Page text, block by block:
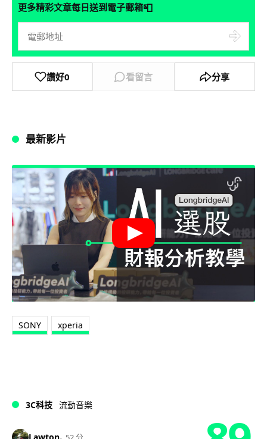
更多精彩文章每日送到電子郵箱📮
讚好0 看留言 分享
最新影片
SONY xperia
3C科技 流動音樂